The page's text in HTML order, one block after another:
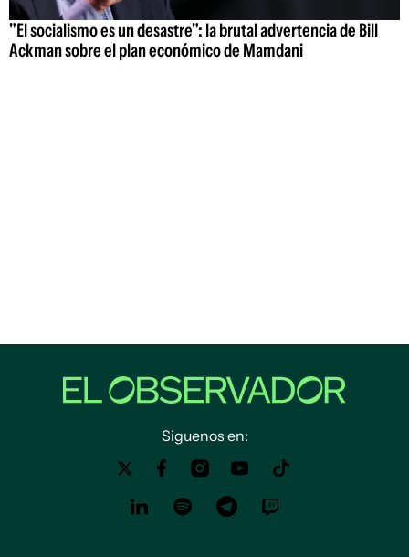
"El socialismo es un desastre": la brutal advertencia de Bill
Ackman sobre el plan económico de Mamdani
Siguenos en: